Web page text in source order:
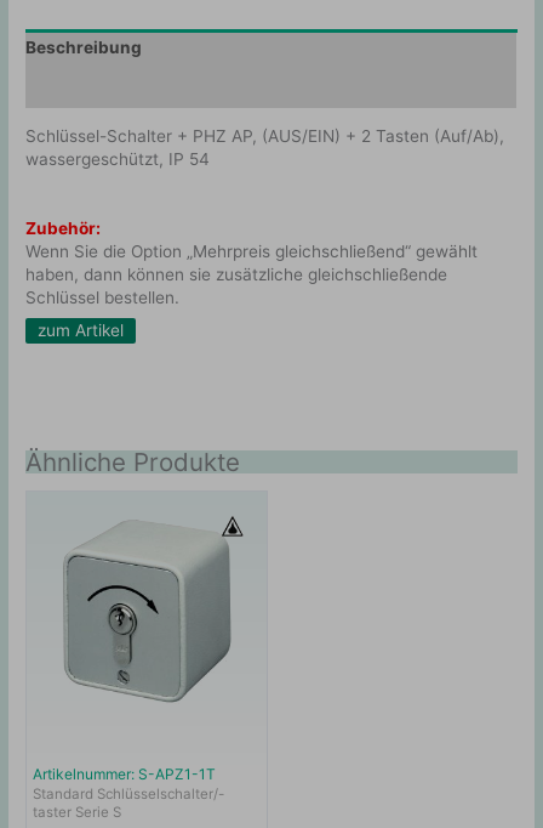
Beschreibung
Schlüssel-Schalter + PHZ AP, (AUS/EIN) + 2 Tasten (Auf/Ab),
wassergeschützt, IP 54
Zubehör:
Wenn Sie die Option „Mehrpreis gleichschließend“ gewählt
haben, dann können sie zusätzliche gleichschließende
Schlüssel bestellen.
zum Artikel
Ähnliche Produkte
Artikelnummer: S-APZ1-1T
Standard Schlüsselschalter/-
taster Serie S